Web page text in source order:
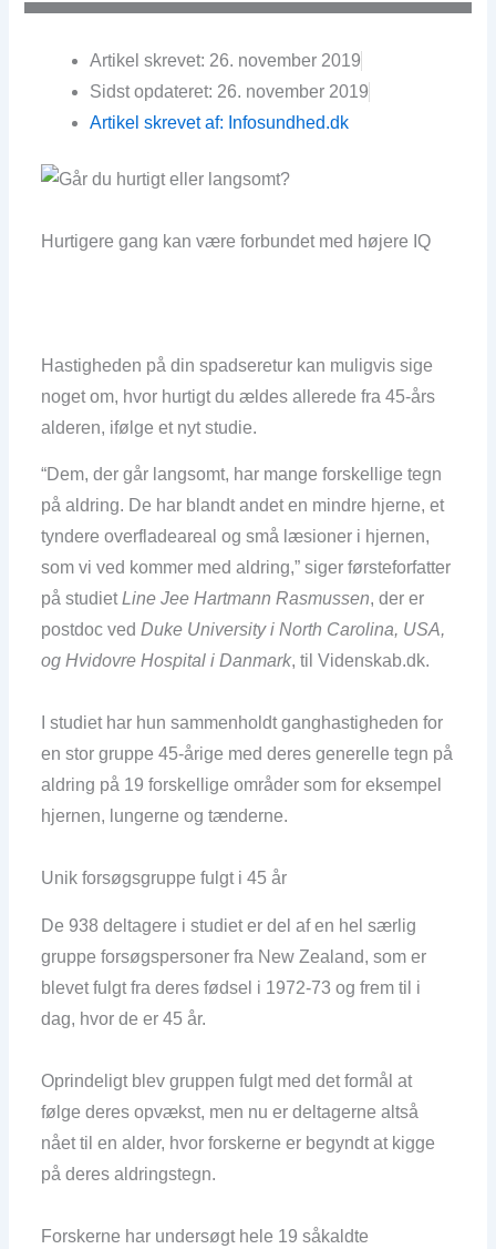
Artikel skrevet: 26. november 2019
Sidst opdateret: 26. november 2019
Artikel skrevet af: Infosundhed.dk
Hurtigere gang kan være forbundet med højere IQ
Hastigheden på din spadseretur kan muligvis sige
noget om, hvor hurtigt du ældes allerede fra 45-års
alderen, ifølge et nyt studie.
“Dem, der går langsomt, har mange forskellige tegn
på aldring. De har blandt andet en mindre hjerne, et
tyndere overfladeareal og små læsioner i hjernen,
som vi ved kommer med aldring,” siger førsteforfatter
på studietLine Jee Hartmann Rasmussen, der er
postdoc vedDuke University i North Carolina, USA,
og Hvidovre Hospital i Danmark, til Videnskab.dk.
I studiet har hun sammenholdt ganghastigheden for
en stor gruppe 45-årige med deres generelle tegn på
aldring på 19 forskellige områder som for eksempel
hjernen, lungerne og tænderne.
Unik forsøgsgruppe fulgt i 45 år
De 938 deltagere i studiet er del af en hel særlig
gruppe forsøgspersoner fra New Zealand, som er
blevet fulgt fra deres fødsel i 1972-73 og frem til i
dag, hvor de er 45 år.
Oprindeligt blev gruppen fulgt med det formål at
følge deres opvækst, men nu er deltagerne altså
nået til en alder, hvor forskerne er begyndt at kigge
på deres aldringstegn.
Forskerne har undersøgt hele 19 såkaldte